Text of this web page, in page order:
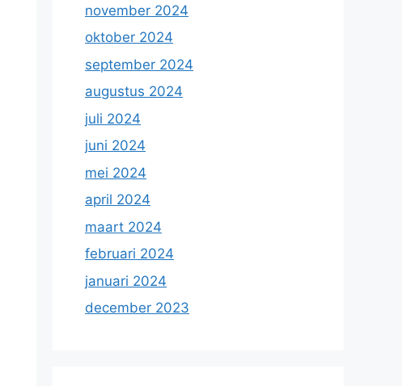
november 2024
oktober 2024
september 2024
augustus 2024
juli 2024
juni 2024
mei 2024
april 2024
maart 2024
februari 2024
januari 2024
december 2023